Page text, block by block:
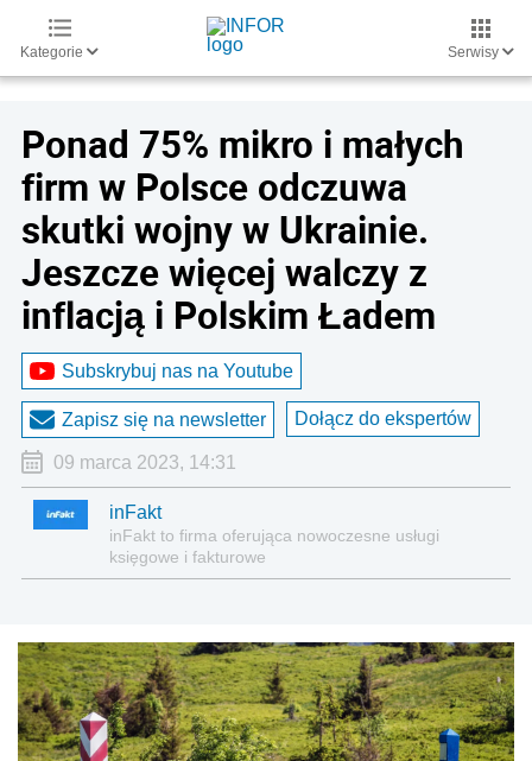
Kategorie Serwisy
Ponad 75% mikro i małych
firm w Polsce odczuwa
skutki wojny w Ukrainie.
Jeszcze więcej walczy z
inflacją i Polskim Ładem
Subskrybuj nas na Youtube
Zapisz się na newsletter Dołącz do ekspertów
09 marca 2023, 14:31
inFakt
inFakt to firma oferująca nowoczesne usługi
księgowe i fakturowe